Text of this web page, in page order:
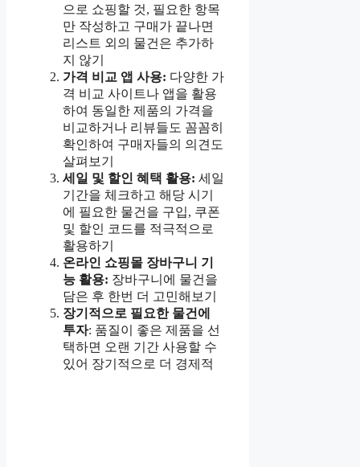
으로 쇼핑할 것, 필요한 항목
만 작성하고 구매가 끝나면
리스트 외의 물건은 추가하
지 않기
가격 비교 앱 사용: 다양한 가
격 비교 사이트나 앱을 활용
하여 동일한 제품의 가격을
비교하거나 리뷰들도 꼼꼼히
확인하여 구매자들의 의견도
살펴보기
세일 및 할인 혜택 활용: 세일
기간을 체크하고 해당 시기
에 필요한 물건을 구입, 쿠폰
및 할인 코드를 적극적으로
활용하기
온라인 쇼핑몰 장바구니 기
능 활용: 장바구니에 물건을
담은 후 한번 더 고민해보기
장기적으로 필요한 물건에
투자: 품질이 좋은 제품을 선
택하면 오랜 기간 사용할 수
있어 장기적으로 더 경제적